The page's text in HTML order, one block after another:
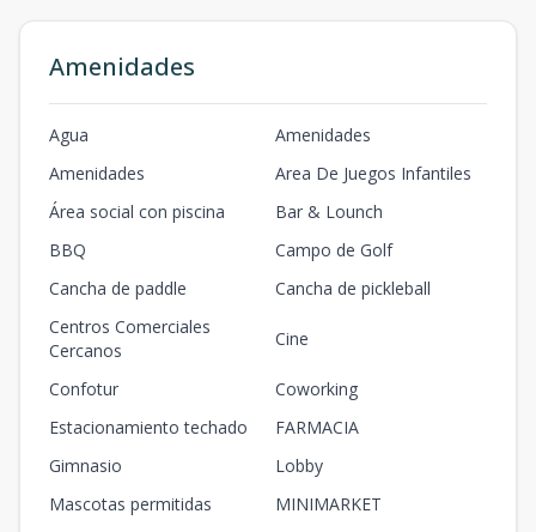
T1A - 107
1 21 108.28m2
T1 - 108
1 108.28
1 2
T1A - 109
121108.28
T4 - 110
11187.02m2
121102.94
1 2
T5 - 128
1
Amenidades
Agua
Amenidades
Amenidades
Area De Juegos Infantiles
Área social con piscina
Bar & Lounch
BBQ
Campo de Golf
Cancha de paddle
Cancha de pickleball
Centros Comerciales
Cercanos
Cine
Confotur
Coworking
Estacionamiento techado
FARMACIA
Gimnasio
Lobby
Mascotas permitidas
MINIMARKET